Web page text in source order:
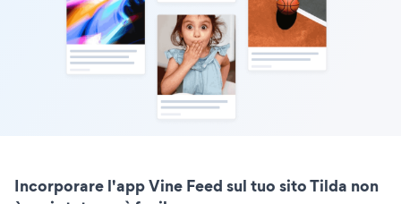
Incorporare l'app Vine Feed sul tuo sito Tilda non